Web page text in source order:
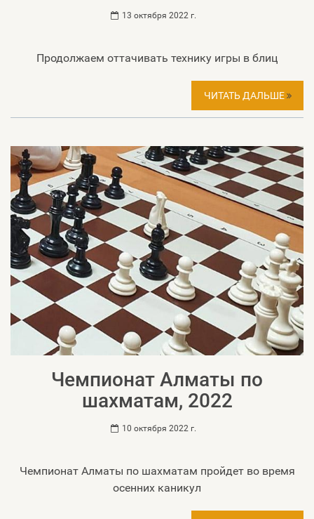
13 октября 2022 г.
Продолжаем оттачивать технику игры в блиц
ЧИТАТЬ ДАЛЬШЕ
Чемпионат Алматы по
шахматам, 2022
10 октября 2022 г.
Чемпионат Алматы по шахматам пройдет во время
осенних каникул